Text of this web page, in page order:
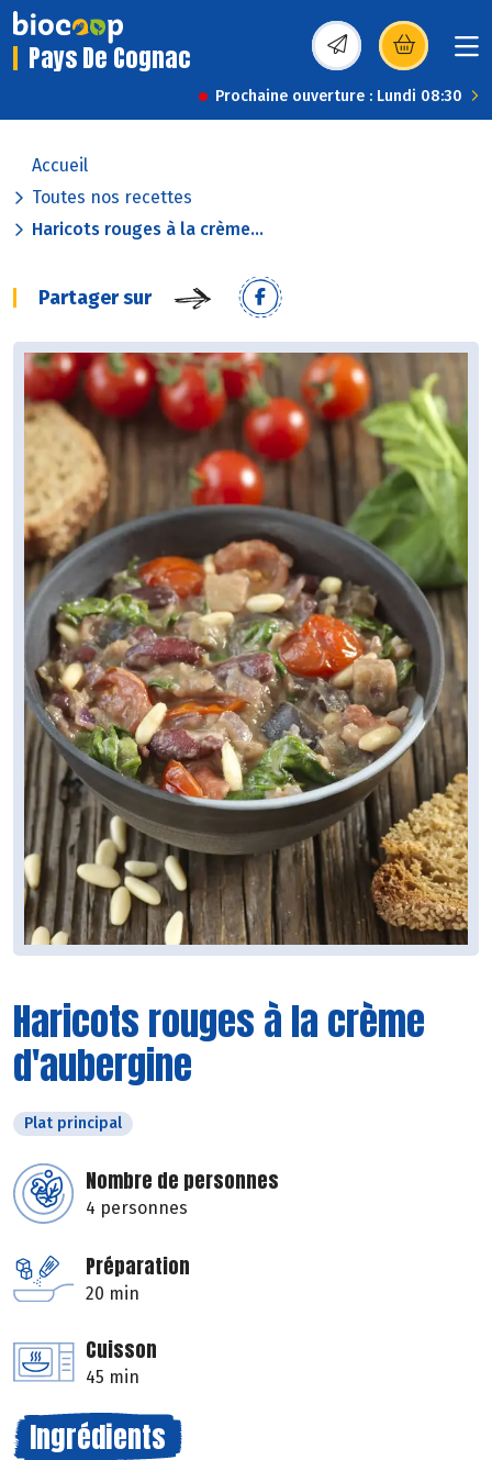
Pays De Cognac (s’ouvre dans une
Prochaine ouverture : Lundi 08:30
Accueil
Toutes nos recettes
Haricots rouges à la crème...
Partager sur
Haricots rouges à la crème
d'aubergine
Plat principal
Nombre de personnes
4 personnes
Préparation
20 min
Cuisson
45 min
Ingrédients